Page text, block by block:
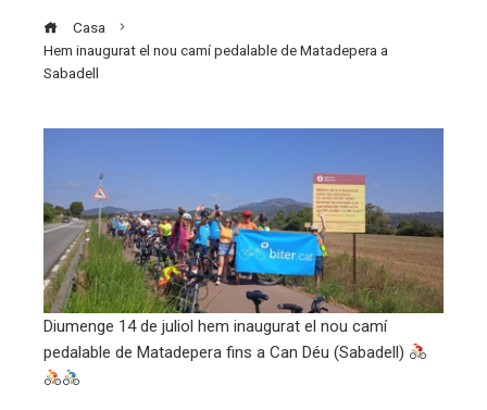
Casa
Hem inaugurat el nou camí pedalable de Matadepera a
Sabadell
Diumenge 14 de juliol hem inaugurat el nou camí
pedalable de Matadepera fins a Can Déu (Sabadell)